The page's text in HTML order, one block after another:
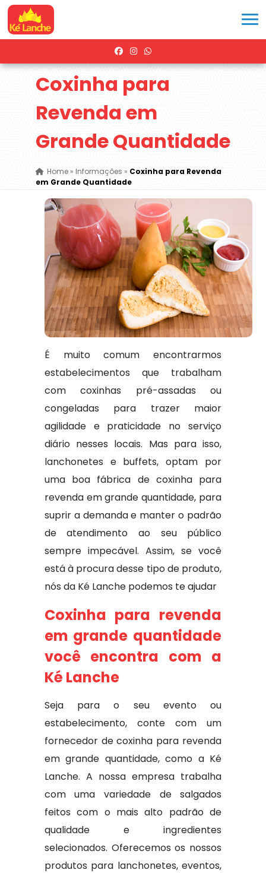
Coxinha para
Revenda em
Grande Quantidade
Home» Informações » Coxinha para Revenda
em Grande Quantidade
É muito comum encontrarmos
estabelecimentos que trabalham
com coxinhas pré-assadas ou
congeladas para trazer maior
agilidade e praticidade no serviço
diário nesses locais. Mas para isso,
lanchonetes e buffets, optam por
uma boa fábrica de coxinha para
revenda em grande quantidade, para
suprir a demanda e manter o padrão
de atendimento ao seu público
sempre impecável. Assim, se você
está à procura desse tipo de produto,
nós da Ké Lanche podemos te ajudar
Coxinha para revenda
em grande quantidade
você encontra com a
Ké Lanche
Seja para o seu evento ou
estabelecimento, conte com um
fornecedor de coxinha para revenda
em grande quantidade, como a Ké
Lanche. A nossa empresa trabalha
com uma variedade de salgados
feitos com o mais alto padrão de
qualidade e ingredientes
selecionados. Oferecemos os nossos
produtos para lanchonetes, eventos,